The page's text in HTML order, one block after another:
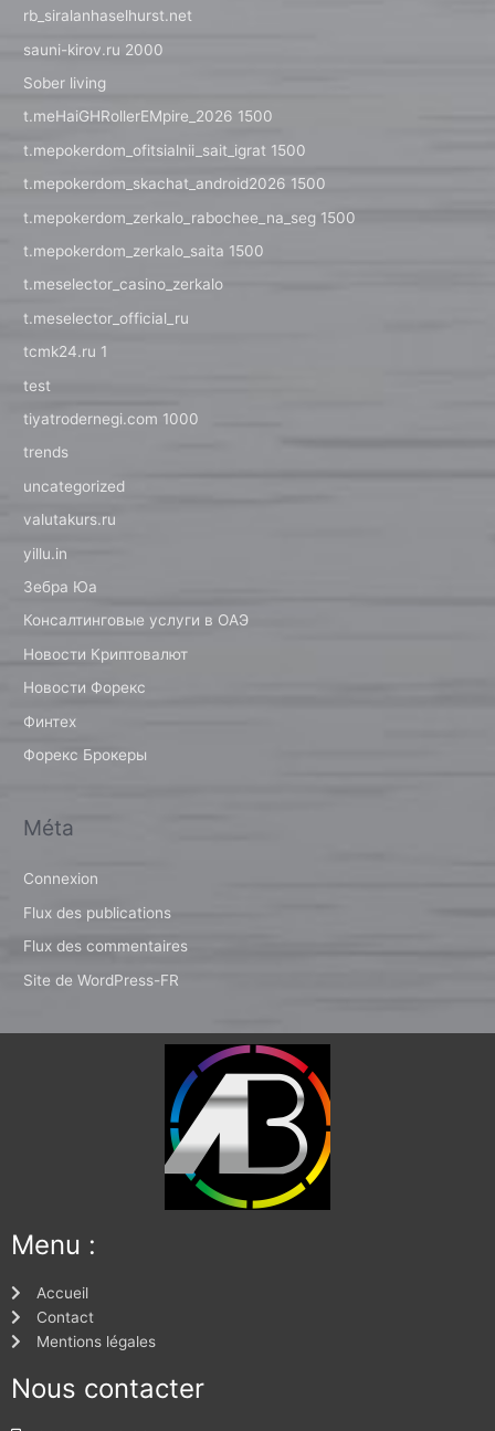
rb_siralanhaselhurst.net
sauni-kirov.ru 2000
Sober living
t.meHaiGHRollerEMpire_2026 1500
t.mepokerdom_ofitsialnii_sait_igrat 1500
t.mepokerdom_skachat_android2026 1500
t.mepokerdom_zerkalo_rabochee_na_seg 1500
t.mepokerdom_zerkalo_saita 1500
t.meselector_casino_zerkalo
t.meselector_official_ru
tcmk24.ru 1
test
tiyatrodernegi.com 1000
trends
uncategorized
valutakurs.ru
yillu.in
Зебра Юа
Консалтинговые услуги в ОАЭ
Новости Криптовалют
Новости Форекс
Финтех
Форекс Брокеры
Méta
Connexion
Flux des publications
Flux des commentaires
Site de WordPress-FR
Menu :
Accueil
Contact
Mentions légales
Nous contacter